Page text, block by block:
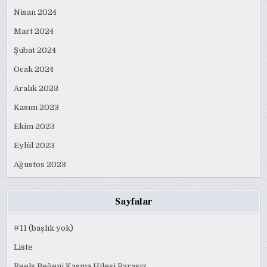
Nisan 2024
Mart 2024
Şubat 2024
Ocak 2024
Aralık 2023
Kasım 2023
Ekim 2023
Eylül 2023
Ağustos 2023
Sayfalar
#11 (başlık yok)
Liste